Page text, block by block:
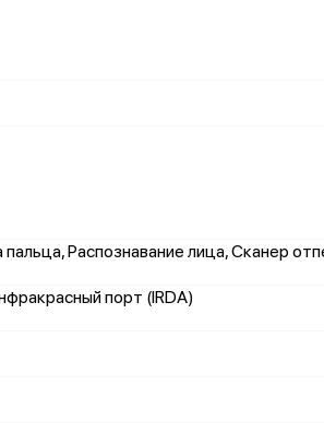
Распознавание лица, Сканер
порт (IRDA)